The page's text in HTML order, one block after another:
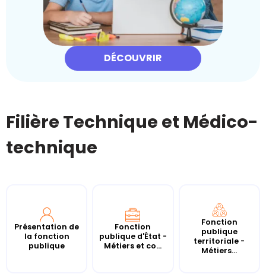
DÉCOUVRIR
Filière Technique et Médico-
technique
Présentation de
la fonction
publique
Fonction
publique d'État -
Métiers et co...
Fonction
publique
territoriale -
Métiers...